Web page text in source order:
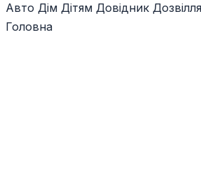
Авто Дім Дітям Довідник Дозвілля
Головна